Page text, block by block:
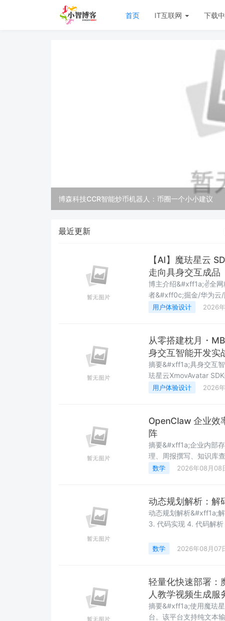
首页 IT互联网 下载
博森科技CCR智能炒币机器人：币圈一个小小建议
最近更新
【AI】魔珐星云
走向具身交互成品
博主介绍&#xff1a;✌全
者&#xff0c;掘金/华为云/
围&#xff1a;SpringBoot
用户体验设计 2026
从零搭建枕月・
身交互智能开发实
摘要&#xff1a;具身交互
珐星云XmovAvatar
向MBTI性格分析场景
用户体验设计 2026
OpenClaw 企业效
阵
摘要&#xff1a;企业内部
理、周报撰写、知识库
&#xff0c;系统讲解如何
数学 2026年08月08
动态规划解析：解
动态规划解析&#xff1a;解码方法问题 1. 问题描述 2. 解题
3. 代码实现 4. 代码解析 4.1 初始化检查 4.2 DP数组初始化 4.3 状态转移 5. 复杂度分
&#xff0c;收藏不迷路
数学 2026年08月07
轻量化快速部署：
人教学视频生成服
摘要&#xff1a;使用魔珐
台。该平台支持纯文本